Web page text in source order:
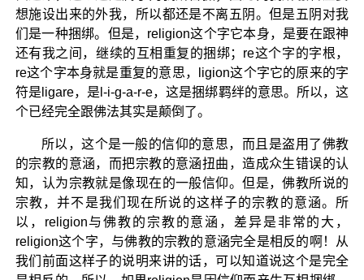
想施设出来的外我，所以都还是不离五阴。但是五阴对我
们是一种捆绑。但是，religion这个字它本身，是要在跟神
还有我之间，继续的互相重复的捆绑；re这个字的字根，
re这个字本身就是重复的意思，ligion这个字它的原来的字
符是ligare，是l-i-g-a-r-e，这是捆绑羁绊的意思。所以，这
个已经完全跟佛法其实是颠倒了。
所以，这个是一般的信仰的意思，而且是盗用了佛教
的宗教的意涵，而把宗教的意涵扭曲，造成众生错误的认
知，认为宗教就是像现在的一般信仰。但是，佛教所说的
宗教，并不是我们现在所说的这样子的宗教的意涵。所
以，religion与佛教的宗教的意涵，差异是非常的大，
religion这个字，与佛教的宗教的意涵完全是相反的啊！从
我们前面这样子的说明来讲的话，可以知道说这个是完全